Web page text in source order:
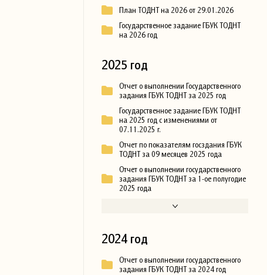
План ТОДНТ на 2026 от 29.01.2026
Государственное задание ГБУК ТОДНТ
на 2026 год
2025 год
Отчет о выполнении Государственного
задания ГБУК ТОДНТ за 2025 год
Государственное задание ГБУК ТОДНТ
на 2025 год с изменениями от
07.11.2025 г.
Отчет по показателям госздания ГБУК
ТОДНТ за 09 месяцев 2025 года
Отчет о выполнении государственного
задания ГБУК ТОДНТ за 1-ое полугодие
2025 года
2024 год
Отчет о выполнении государственного
задания ГБУК ТОДНТ за 2024 год